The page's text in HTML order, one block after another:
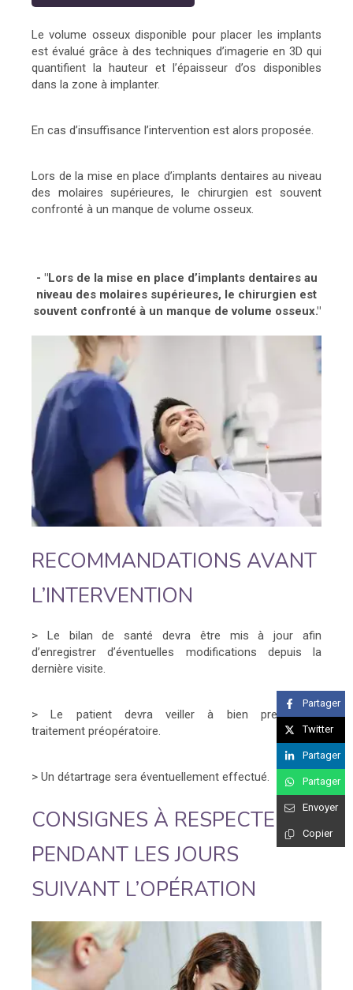
Le volume osseux disponible pour placer les implants
est évalué grâce à des techniques d’imagerie en 3D qui
quantifient la hauteur et l’épaisseur d’os disponibles
dans la zone à implanter.
En cas d’insuffisance l’intervention est alors proposée.
Lors de la mise en place d’implants dentaires au niveau
des molaires supérieures, le chirurgien est souvent
confronté à un manque de volume osseux.
- "Lors de la mise en place d’implants dentaires au
niveau des molaires supérieures, le chirurgien est
souvent confronté à un manque de volume osseux."
RECOMMANDATIONS AVANT
L’INTERVENTION
> Le bilan de santé devra être mis à jour afin
d’enregistrer d’éventuelles modifications depuis la
dernière visite.
> Le patient devra veiller à bien prendre le
traitement préopératoire.
> Un détartrage sera éventuellement effectué.
CONSIGNES À RESPECTER
PENDANT LES JOURS
SUIVANT L’OPÉRATION
Partager
Twitter
Partager
Partager
Envoyer
Copier